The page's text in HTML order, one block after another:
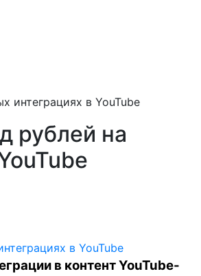
интеграциях в YouTube
рублей на
в контент YouTube-